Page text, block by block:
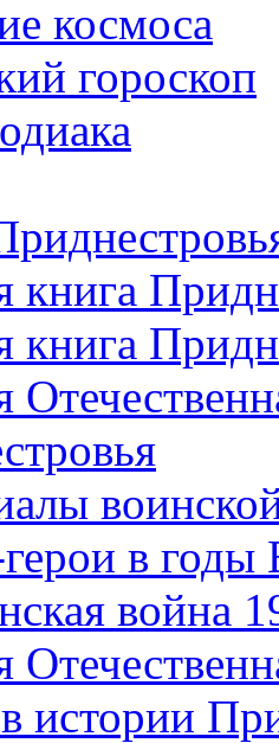
космоса
гороскоп
книга
книга
в
война
истории